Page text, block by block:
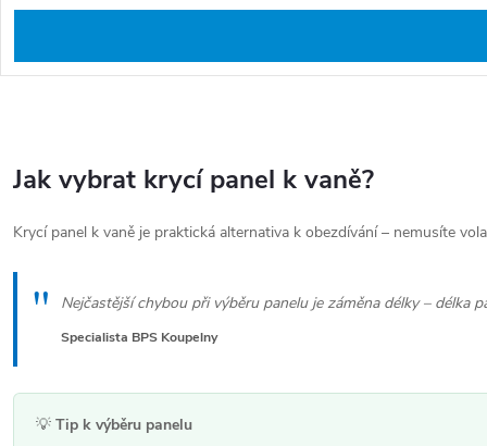
v
á
d
í
p
Jak vybrat krycí panel k vaně?
Krycí panel k vaně je praktická alternativa k obezdívání – nemusíte
" Nejčastější chybou při výběru panelu je záměna délky –
Specialista BPS Koupelny
💡 Tip k výběru panelu